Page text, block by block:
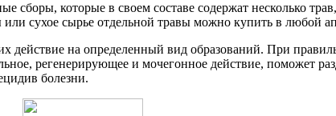
сборы, которые в своем составе содержат несколько
сухое сырье отдельной травы можно купить в любой
действие на определенный вид образований. При
регенерирующее и мочегонное действие, поможет
болезни.